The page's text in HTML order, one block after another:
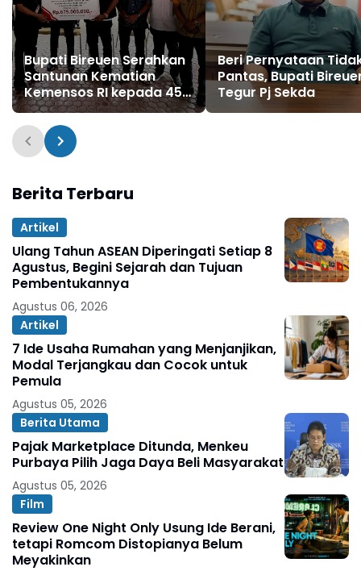
Bupati Bireuen Serahkan
Santunan Kematian
Kemensos RI kepada 45
Ahli Waris Korban
Bencana
Beri Pernyataan
Pantas, Bupati
Tegur Pj Sekda
Berita Terbaru
Artikel
Ulang Tahun ASEAN Diperingati Setiap 8
Agustus, Begini Sejarah dan Tujuan
Pembentukannya
Agustus 06, 2026
Artikel
7 Ide Usaha Rumahan yang Menjanjikan,
Modal Terjangkau dan Cocok untuk
Pemula
Agustus 05, 2026
Berita Utama
Pajak Marketplace Ditunda, Menkeu
Purbaya Pilih Jaga Daya Beli Masyarakat
Agustus 05, 2026
Film
Review One Night Only Usung Ide Berani,
tetapi Romcom Distopianya Belum
Meyakinkan